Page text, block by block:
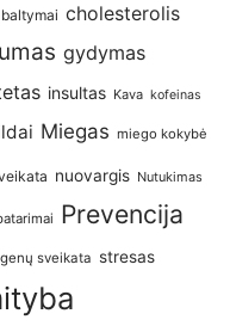
baltymai cholesterolis
gydymas
insultas Kava kofeinas
Miegas miego kokybė
nuovargis Nutukimas
Prevencija
sveikata stresas